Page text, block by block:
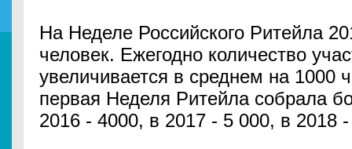
На Неделе Российского Ритейла
человек. Ежегодно количество
увеличивается в среднем на 1000
первая Неделя Ритейла собрала
2016 - 4000, в 2017 - 5 000, в 2018